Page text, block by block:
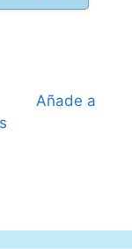
44,95 €.
es:
Añade a